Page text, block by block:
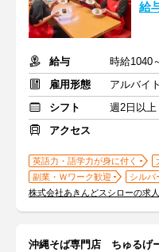
給
給与
時給
雇用形態
アルバイ
シフト
週2日以
アクセス
英語力・語学力が身に付く
副業・Ｗワーク歓迎
シルバ
株式会社あきんどスシローの求
沖縄そば専門店 ちゅるげ